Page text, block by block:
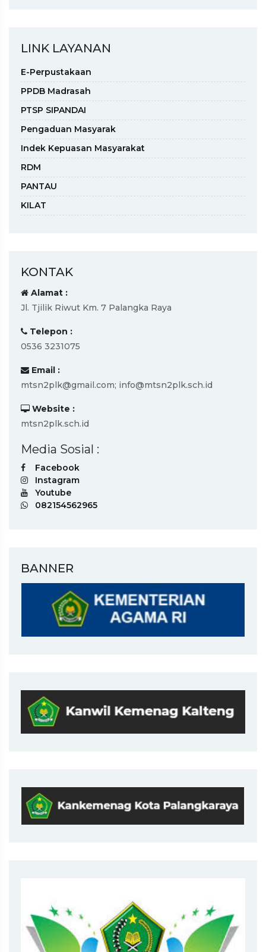
LINK LAYANAN
E-Perpustakaan
PPDB Madrasah
PTSP SIPANDAI
Pengaduan Masyarak
Indek Kepuasan Masyarakat
RDM
PANTAU
KILAT
KONTAK
Alamat :
Jl. Tjilik Riwut Km. 7 Palangka Raya
Telepon :
0536 3231075
Email :
mtsn2plk@gmail.com; info@mtsn2plk.sch.id
Website :
mtsn2plk.sch.id
Media Sosial :
Facebook
Instagram
Youtube
082154562965
BANNER